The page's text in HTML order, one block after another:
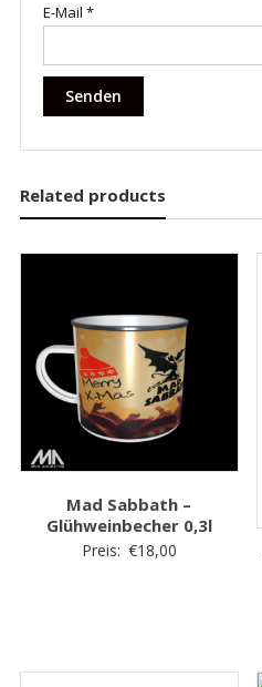
E-Mail *
Related products
Mad Sabbath –
Glühweinbecher 0,3l
Preis: €18,00